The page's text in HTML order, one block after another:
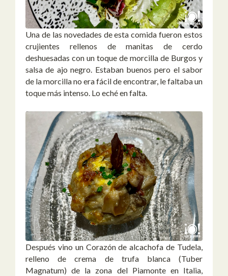
Una de las novedades de esta comida fueron estos
crujientes rellenos de manitas de cerdo
deshuesadas con un toque de morcilla de Burgos y
salsa de ajo negro. Estaban buenos pero el sabor
de la morcilla no era fácil de encontrar, le faltaba un
toque más intenso. Lo eché en falta.
Después vino un Corazón de alcachofa de Tudela,
relleno de crema de trufa blanca (Tuber
Magnatum) de la zona del Piamonte en Italia,